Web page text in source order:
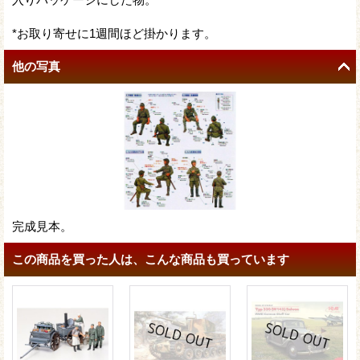
*お取り寄せに1週間ほど掛かります。
他の写真
完成見本。
この商品を買った人は、こんな商品も買っています